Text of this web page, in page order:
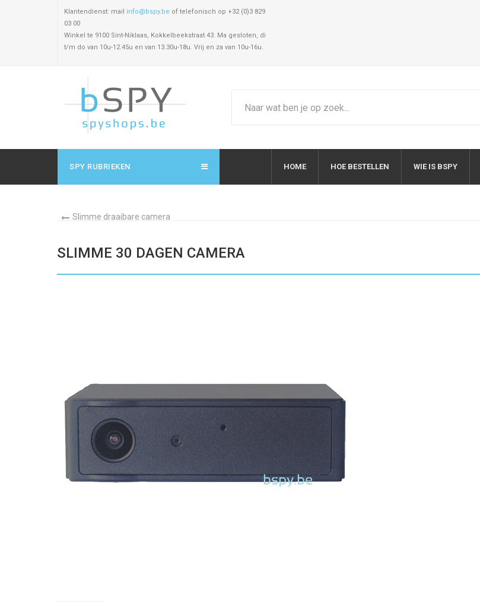
Klantendienst: mail info@bspy.be of telefonisch op +32 (0)3 829
03 00
Winkel te 9100 Sint-Niklaas, Kokkelbeekstraat 43. Ma gesloten, di
t/m do van 10u-12.45u en van 13.30u-18u. Vrij en za van 10u-16u.
SPY RUBRIEKEN HOME HOE BESTELLEN WIE IS BSPY
Slimme draaibare camera
SLIMME 30 DAGEN CAMERA